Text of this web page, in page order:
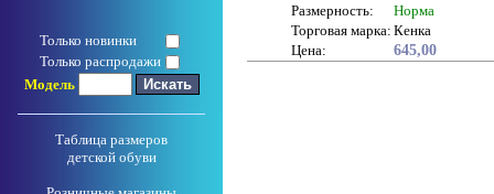
Только новинки
Только распродажи
Модель
Таблица размеров
детской обуви
Размерность:
Норма
Торговая марка: Кенка
Цена:
645,00